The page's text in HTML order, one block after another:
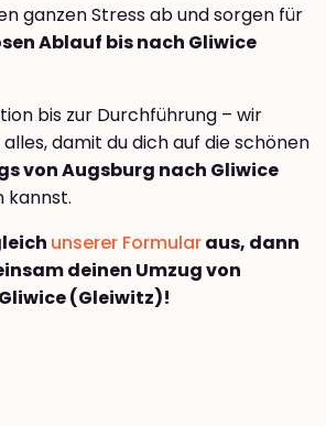
ganzen Stress ab und sorgen für
Ablauf bis nach Gliwice
bis zur Durchführung – wir
damit du dich auf die schönen
von Augsburg nach Gliwice
kannst.
unserer Formularaus, dann
deinen Umzug von
(Gleiwitz)!